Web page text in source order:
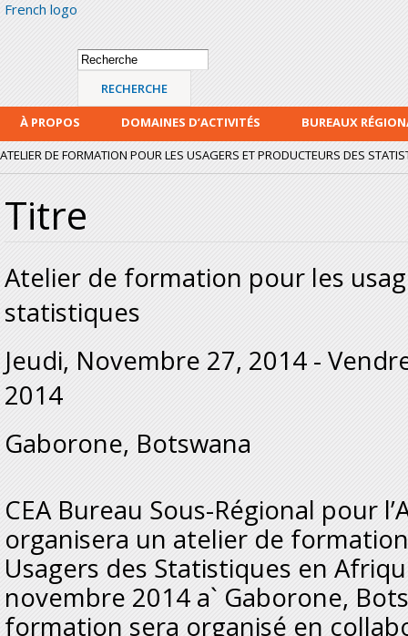
French logo
Formulaire de
recherche
Recherche
À PROPOS DOMAINES D’ACTIVITÉS
BUREAUX
ATELIER DE FORMATION POUR LES USAGERS ET PRODUCTEURS DES
Titre
Atelier de formation pour les
statistiques
Jeudi, Novembre 27, 2014 -
2014
Gaborone, Botswana
CEA Bureau Sous-Régional pour
organisera un atelier de
Usagers des Statistiques en
novembre 2014 a` Gaborone,
formation sera organisé en